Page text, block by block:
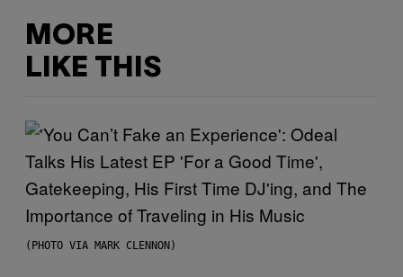
MORE
LIKE THIS
(PHOTO VIA MARK CLENNON)